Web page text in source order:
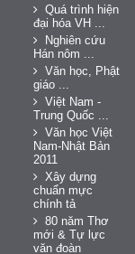
Quá trình hiện
đại hóa VH ...
Nghiên cứu
Hán nôm ...
Văn học, Phật
giáo ...
Việt Nam -
Trung Quốc ...
Văn học Việt
Nam-Nhật Bản
2011
Xây dựng
chuẩn mực
chính tả
80 năm Thơ
mới & Tự lực
văn đoàn